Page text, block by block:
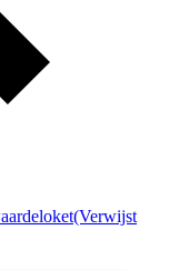
(Verwijst